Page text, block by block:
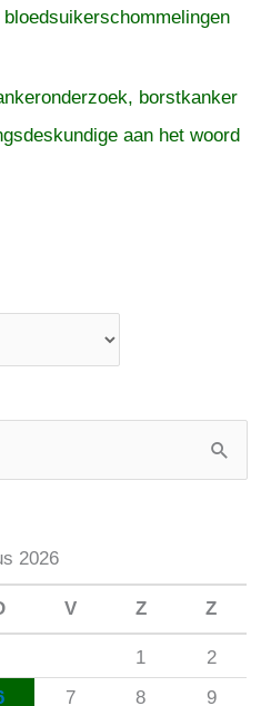
borstkanker
aan het woord
2026
V Z Z
1
2
7 8
9